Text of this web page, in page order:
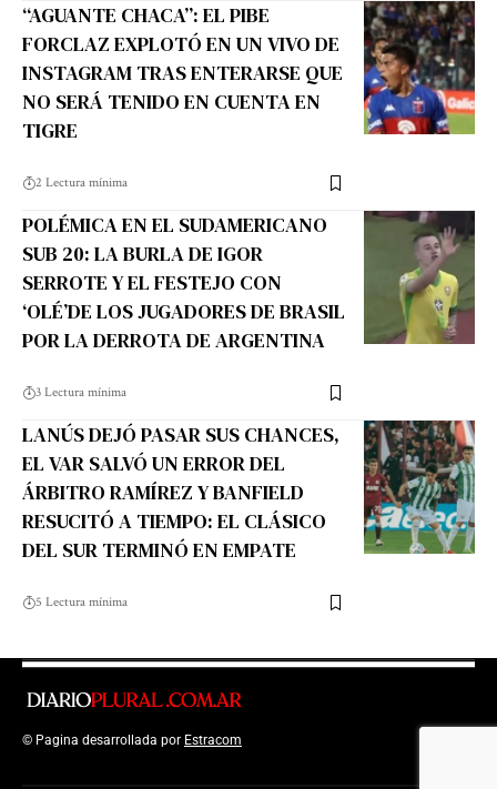
“AGUANTE CHACA”: EL PIBE
FORCLAZ EXPLOTÓ EN UN VIVO DE
INSTAGRAM TRAS ENTERARSE QUE
NO SERÁ TENIDO EN CUENTA EN
TIGRE
2 Lectura mínima
POLÉMICA EN EL SUDAMERICANO
SUB 20: LA BURLA DE IGOR
SERROTE Y EL FESTEJO CON
‘OLÉ’DE LOS JUGADORES DE BRASIL
POR LA DERROTA DE ARGENTINA
3 Lectura mínima
LANÚS DEJÓ PASAR SUS CHANCES,
EL VAR SALVÓ UN ERROR DEL
ÁRBITRO RAMÍREZ Y BANFIELD
RESUCITÓ A TIEMPO: EL CLÁSICO
DEL SUR TERMINÓ EN EMPATE
5 Lectura mínima
© Pagina desarrollada por Estracom